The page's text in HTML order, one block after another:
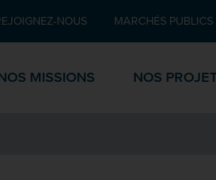
NOUS MARCHÉS PUBLICS
MISSIONS NOS